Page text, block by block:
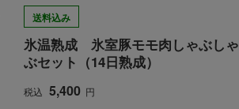
送料込み
氷温熟成 氷室豚モモ肉しゃぶしゃ
ぶセット（14日熟成）
税込 5,400 円